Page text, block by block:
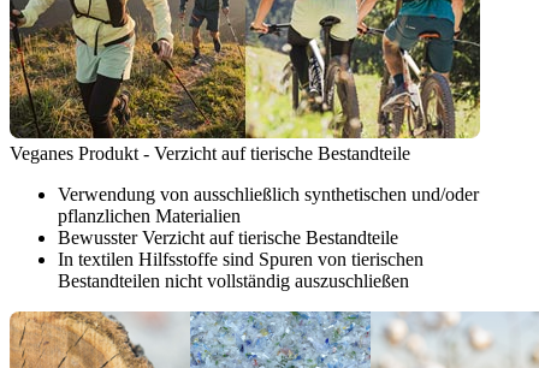
Veganes Produkt - Verzicht auf tierische Bestandteile
Verwendung von ausschließlich synthetischen und/oder
pflanzlichen Materialien
Bewusster Verzicht auf tierische Bestandteile
In textilen Hilfsstoffe sind Spuren von tierischen
Bestandteilen nicht vollständig auszuschließen